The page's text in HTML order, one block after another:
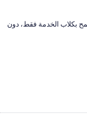
بكلاب الخدمة فقط، دون